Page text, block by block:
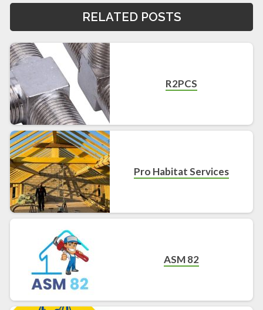
RELATED POSTS
R2PCS
Pro Habitat Services
ASM 82